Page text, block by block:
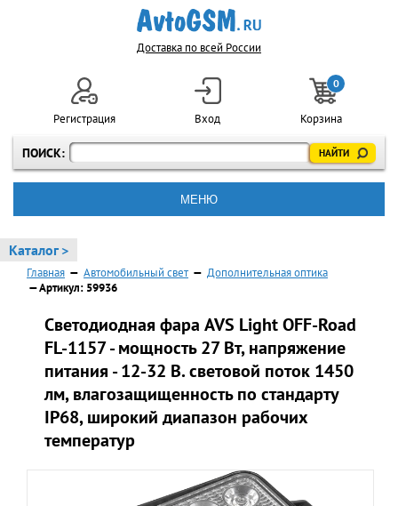
Доставка по всей России
ПОИСК:
Регистрация Вход
0
Корзина
МЕНЮ
Каталог >
Главная — Автомобильный свет — Дополнительная оптика
— Артикул: 59936
Светодиодная фара AVS Light OFF-Road
FL-1157 - мощность 27 Вт, напряжение
питания - 12-32 В. световой поток 1450
лм, влагозащищенность по стандарту
IP68, широкий диапазон рабочих
температур